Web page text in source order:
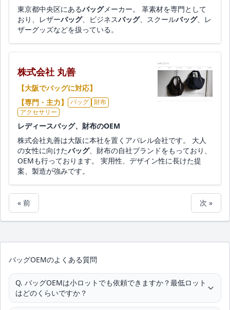
東京都中央区にあるバッグメーカー。 革素材を専門として
おり、レザーバッグ、ビジネスバッグ、スクールバッグ、レ
ザーグッズなどを扱っている。
株式会社 丸善
【大阪でバッグに対応】
【専門・主力】
バッグ 財布
アクセサリー
レディースバッグ、財布のOEM
株式会社丸善は大阪に本社を置くアパレル会社です。 大人
の女性に向けたバッグ、財布の自社ブランドをもっており、
OEMも行っております。 実用性、デザイン性に長けた提
案、製造が強みです。
« 前 次 »
バッグOEMのよくある質問
Q. バッグOEMは小ロットでも依頼できますか？最低ロット
はどのくらいですか？